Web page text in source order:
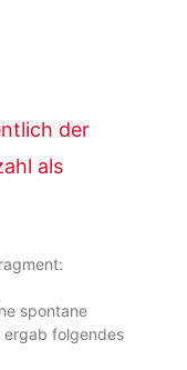
der
als
spontane
ergab folgendes